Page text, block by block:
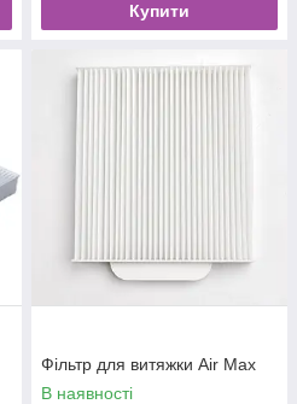
Купити
Фільтр для витяжки Air Max
В наявності